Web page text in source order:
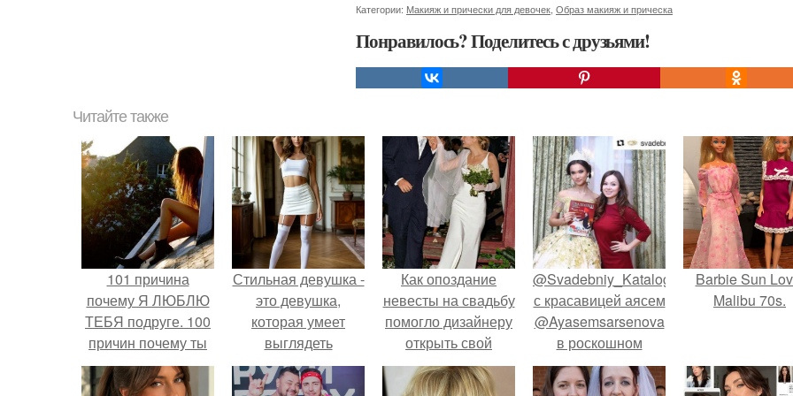
Категории: Макияж и прически для девочек Образ макияж и прическа
Понравилось? Поделитесь с друзьями!
Читайте также
101 причина
почему Я ЛЮБЛЮ
ТЕБЯ подруге. 100
причин почему ты
моя лучшая
подруга.
Стильная девушка -
это девушка,
которая умеет
выглядеть
привлекательно и
элегантно в любои
Как опоздание
невесты на свадьбу
помогло дизайнеру
открыть свой
бренд.
@Svadebniy_Katalog
с красавицей аясем
@Ayasemsarsenova
в роскошном
салоне
эксклюзивной
Barbie Sun
Malibu 70s.